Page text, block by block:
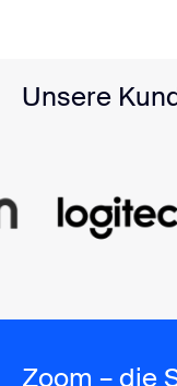
Unsere
Zoom – die